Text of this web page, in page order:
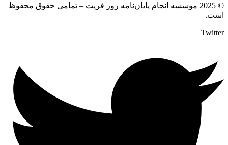
© 2025 موسسه انجام پایان‌نامه روز فریت – تمامی حقوق محفوظ
است.
Twitter